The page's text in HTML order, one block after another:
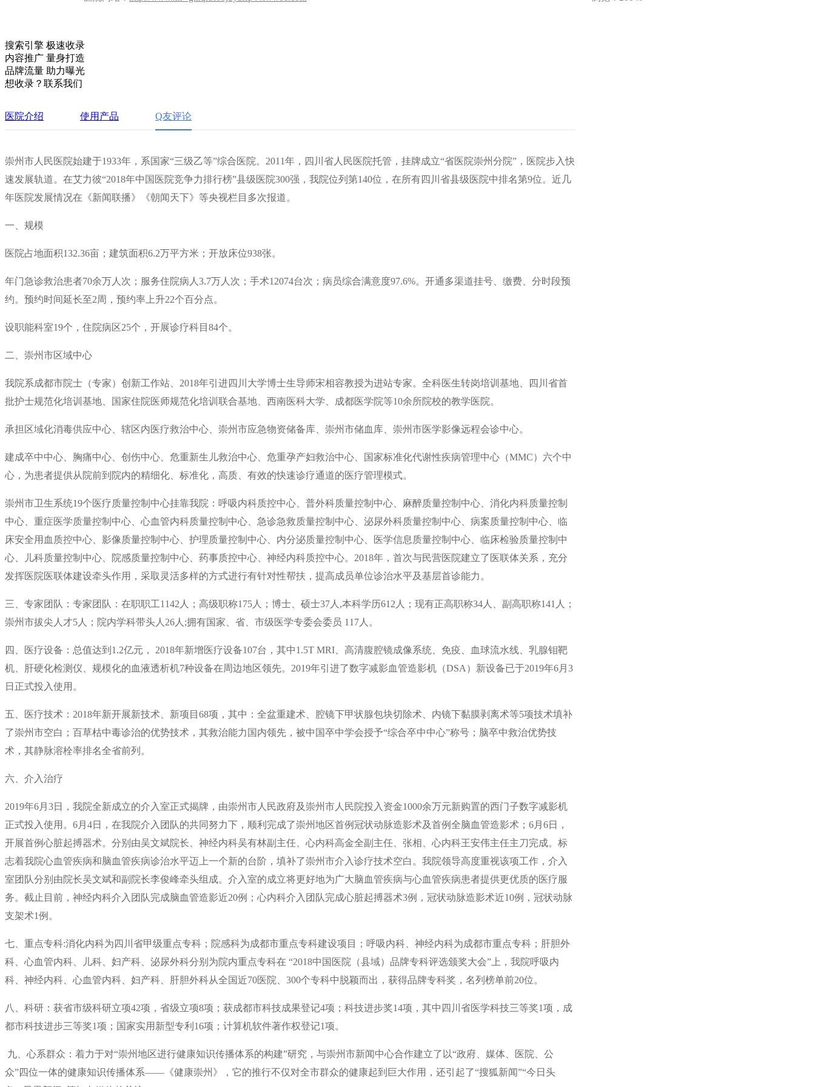
搜索引擎 极速收录
内容推广 量身打造
品牌流量 助力曝光
想收录？联系我们
医院介绍 使用产品 Q友评论
崇州市人民医院始建于1933年，系国家“三级乙等”综合医院。2011年，四川省人民医院托管，挂牌成立“省医院崇州分院”，医院步入快
速发展轨道。在艾力彼“2018年中国医院竞争力排行榜”县级医院300强，我院位列第140位，在所有四川省县级医院中排名第9位。近几
年医院发展情况在《新闻联播》《朝闻天下》等央视栏目多次报道。
一、规模
医院占地面积132.36亩；建筑面积6.2万平方米；开放床位938张。
年门急诊救治患者70余万人次；服务住院病人3.7万人次；手术12074台次；病员综合满意度97.6%。开通多渠道挂号、缴费、分时段预
约。预约时间延长至2周，预约率上升22个百分点。
设职能科室19个，住院病区25个，开展诊疗科目84个。
二、崇州市区域中心
我院系成都市院士（专家）创新工作站、2018年引进四川大学博士生导师宋相容教授为进站专家。全科医生转岗培训基地、四川省首
批护士规范化培训基地、国家住院医师规范化培训联合基地、西南医科大学、成都医学院等10余所院校的教学医院。
承担区域化消毒供应中心、辖区内医疗救治中心、崇州市应急物资储备库、崇州市储血库、崇州市医学影像远程会诊中心。
建成卒中中心、胸痛中心、创伤中心、危重新生儿救治中心、危重孕产妇救治中心、国家标准化代谢性疾病管理中心（MMC）六个中
心，为患者提供从院前到院内的精细化、标准化，高质、有效的快速诊疗通道的医疗管理模式。
崇州市卫生系统19个医疗质量控制中心挂靠我院：呼吸内科质控中心、普外科质量控制中心、麻醉质量控制中心、消化内科质量控制
中心、重症医学质量控制中心、心血管内科质量控制中心、急诊急救质量控制中心、泌尿外科质量控制中心、病案质量控制中心、临
床安全用血质控中心、影像质量控制中心、护理质量控制中心、内分泌质量控制中心、医学信息质量控制中心、临床检验质量控制中
心、儿科质量控制中心、院感质量控制中心、药事质控中心、神经内科质控中心。2018年，首次与民营医院建立了医联体关系，充分
发挥医院医联体建设牵头作用，采取灵活多样的方式进行有针对性帮扶，提高成员单位诊治水平及基层首诊能力。
三、专家团队：专家团队：在职职工1142人；高级职称175人；博士、硕士37人,本科学历612人；现有正高职称34人、副高职称141人；
崇州市拔尖人才5人；院内学科带头人26人;拥有国家、省、市级医学专委会委员 117人。
四、医疗设备：总值达到1.2亿元， 2018年新增医疗设备107台，其中1.5T MRI、高清腹腔镜成像系统、免疫、血球流水线、乳腺钼靶
机、肝硬化检测仪、规模化的血液透析机7种设备在周边地区领先。2019年引进了数字减影血管造影机（DSA）新设备已于2019年6月3
日正式投入使用。
五、医疗技术：2018年新开展新技术、新项目68项，其中：全盆重建术、腔镜下甲状腺包块切除术、内镜下黏膜剥离术等5项技术填补
了崇州市空白；百草枯中毒诊治的优势技术，其救治能力国内领先，被中国卒中学会授予“综合卒中中心”称号；脑卒中救治优势技
术，其静脉溶栓率排名全省前列。
六、介入治疗
2019年6月3日，我院全新成立的介入室正式揭牌，由崇州市人民政府及崇州市人民院投入资金1000余万元新购置的西门子数字减影机
正式投入使用。6月4日，在我院介入团队的共同努力下，顺利完成了崇州地区首例冠状动脉造影术及首例全脑血管造影术；6月6日，
开展首例心脏起搏器术。分别由吴文斌院长、神经内科吴有林副主任、心内科高金全副主任、张相、心内科王安伟主任主刀完成。标
志着我院心血管疾病和脑血管疾病诊治水平迈上一个新的台阶，填补了崇州市介入诊疗技术空白。我院领导高度重视该项工作，介入
室团队分别由院长吴文斌和副院长李俊峰牵头组成。介入室的成立将更好地为广大脑血管疾病与心血管疾病患者提供更优质的医疗服
务。截止目前，神经内科介入团队完成脑血管造影近20例；心内科介入团队完成心脏起搏器术3例，冠状动脉造影术近10例，冠状动脉
支架术1例。
七、重点专科:消化内科为四川省甲级重点专科；院感科为成都市重点专科建设项目；呼吸内科、神经内科为成都市重点专科；肝胆外
科、心血管内科、儿科、妇产科、泌尿外科分别为院内重点专科在 “2018中国医院（县域）品牌专科评选颁奖大会”上，我院呼吸内
科、神经内科、心血管内科、妇产科、肝胆外科从全国近70医院、300个专科中脱颖而出，获得品牌专科奖，名列榜单前20位。
八、科研：获省市级科研立项42项，省级立项8项；获成都市科技成果登记4项；科技进步奖14项，其中四川省医学科技三等奖1项，成
都市科技进步三等奖1项；国家实用新型专利16项；计算机软件著作权登记1项。
九、心系群众：着力于对“崇州地区进行健康知识传播体系的构建”研究，与崇州市新闻中心合作建立了以“政府、媒体、医院、公
众”四位一体的健康知识传播体系——《健康崇州》，它的推行不仅对全市群众的健康起到巨大作用，还引起了“搜狐新闻”“今日头